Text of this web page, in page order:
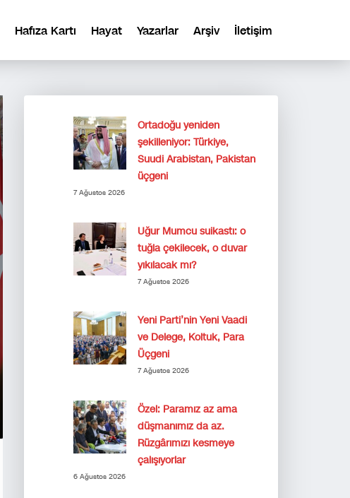
Hafıza Kartı Hayat Yazarlar Arşiv İletişim
Ortadoğu yeniden
şekilleniyor: Türkiye,
Suudi Arabistan, Pakistan
üçgeni
7 Ağustos 2026
Uğur Mumcu suikastı: o
tuğla çekilecek, o duvar
yıkılacak mı?
7 Ağustos 2026
Yeni Parti’nin Yeni Vaadi
ve Delege, Koltuk, Para
Üçgeni
7 Ağustos 2026
Özel: Paramız az ama
düşmanımız da az.
Rüzgârımızı kesmeye
çalışıyorlar
6 Ağustos 2026